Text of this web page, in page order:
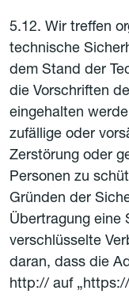
5.12. Wir treffen
technische
dem Stand der
die Vorschriften
eingehalten
zufällige oder
Zerstörung oder
Personen zu
Gründen der
Übertragung eine
verschlüsselte
daran, dass die
http:// auf